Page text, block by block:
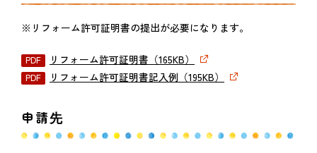
※リフォーム許可証明書の提出が必要になります。
リフォーム許可証明書（165KB）
リフォーム許可証明書記入例（195KB）
申請先